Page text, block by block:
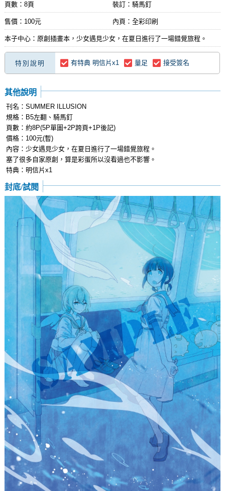
頁數：8頁 裝訂：騎馬釘
售價：100元 內頁：全彩印刷
本子中心：原創插畫本，少女遇見少女，在夏日進行了一場錯覺旅程。
特別說明 有特典 明信片x1 量足 接受簽名
其他說明
刊名：SUMMER ILLUSION
規格：B5左翻、騎馬釘
頁數：約8P(5P單圖+2P跨頁+1P後記)
價格：100元(暫)
內容：少女遇見少女，在夏日進行了一場錯覺旅程。
塞了很多自家原創，算是彩蛋所以沒看過也不影響。
特典：明信片x1
封底/試閱